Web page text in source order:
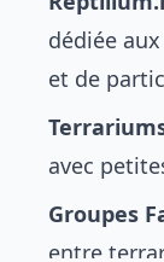
dédiée
et de
avec
Groupes
entre